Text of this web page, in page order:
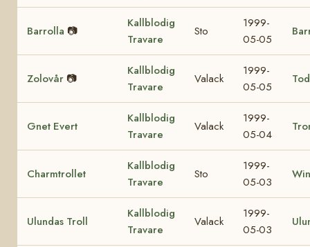
Barrolla 📷
Kallblodig
Travare
Sto
1999-
05-05
Zolovår 📷
Kallblodig
Travare
Valack
1999-
05-05
Gnet Evert
Kallblodig
Travare
Valack
1999-
05-04
Charmtrollet
Kallblodig
Travare
Sto
1999-
05-03
Ulundas Troll
Kallblodig
Travare
Valack
1999-
05-03